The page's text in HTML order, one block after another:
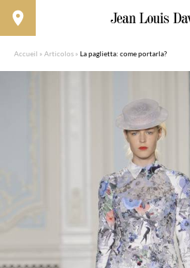
Accueil » Articolos » La paglietta: come portarla?